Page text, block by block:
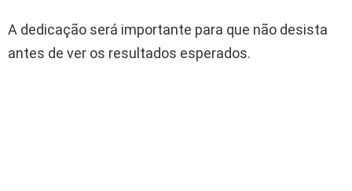
A dedicação será importante para que não desista
antes de ver os resultados esperados.